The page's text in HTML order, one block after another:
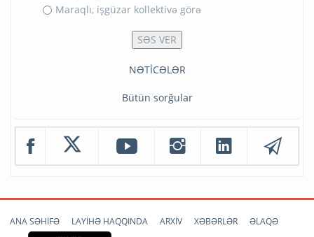
Maraqlı, işgüzar kollektivə görə
NƏTİCƏLƏR
Bütün sorğular
ANA SƏHİFƏ LAYİHƏ HAQQINDA ARXİV XƏBƏRLƏR ƏLAQƏ